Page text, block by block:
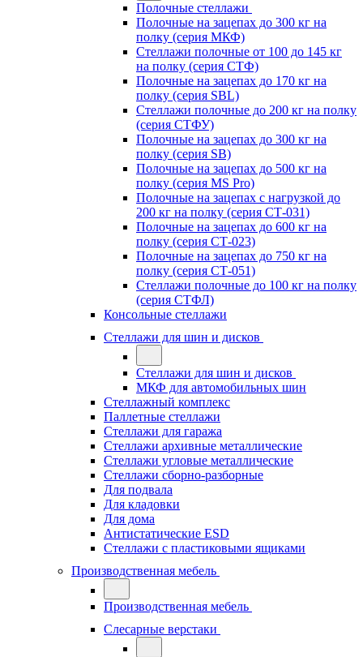
Полочные стеллажи
Полочные на зацепах до 300 кг на
полку (серия МКФ)
Стеллажи полочные от 100 до 145 кг
на полку (серия СТФ)
Полочные на зацепах до 170 кг на
полку (серия SBL)
Стеллажи полочные до 200 кг на полку
(серия СТФУ)
Полочные на зацепах до 300 кг на
полку (серия SB)
Полочные на зацепах до 500 кг на
полку (серия MS Pro)
Полочные на зацепах с нагрузкой до
200 кг на полку (серия СТ-031)
Полочные на зацепах до 600 кг на
полку (серия СТ-023)
Полочные на зацепах до 750 кг на
полку (серия СТ-051)
Стеллажи полочные до 100 кг на полку
(серия СТФЛ)
Консольные стеллажи
Стеллажи для шин и дисков
Стеллажи для шин и дисков
МКФ для автомобильных шин
Стеллажный комплекс
Паллетные стеллажи
Стеллажи для гаража
Стеллажи архивные металлические
Стеллажи угловые металлические
Стеллажи сборно-разборные
Для подвала
Для кладовки
Для дома
Антистатические ESD
Стеллажи с пластиковыми ящиками
Производственная мебель
Производственная мебель
Слесарные верстаки